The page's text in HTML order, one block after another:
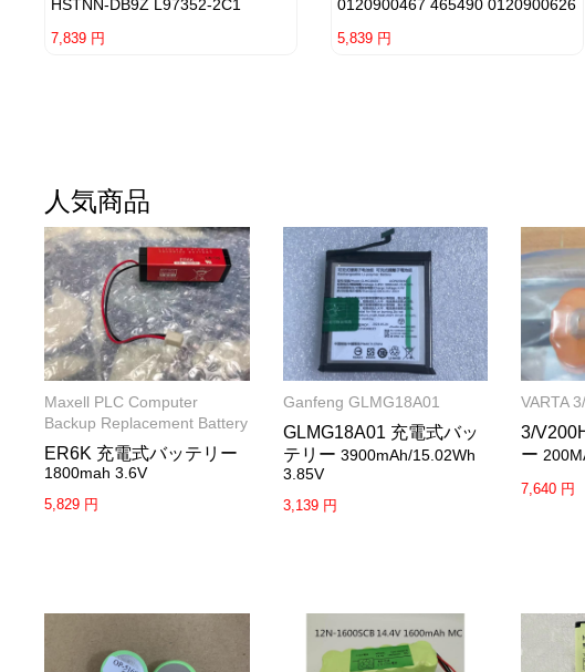
HSTNN-DB9Z L97352-2C1
7,839 円
0120900467 465490 0120900626
5,839 円
人気商品
Maxell PLC Computer
Backup Replacement Battery
ER6K 充電式バッテリー
1800mah 3.6V
5,829 円
Ganfeng GLMG18A01
GLMG18A01 充電式バッ
テリー 3900mAh/15.02Wh
3.85V
3,139 円
VARTA
3/
ー
7,640 円